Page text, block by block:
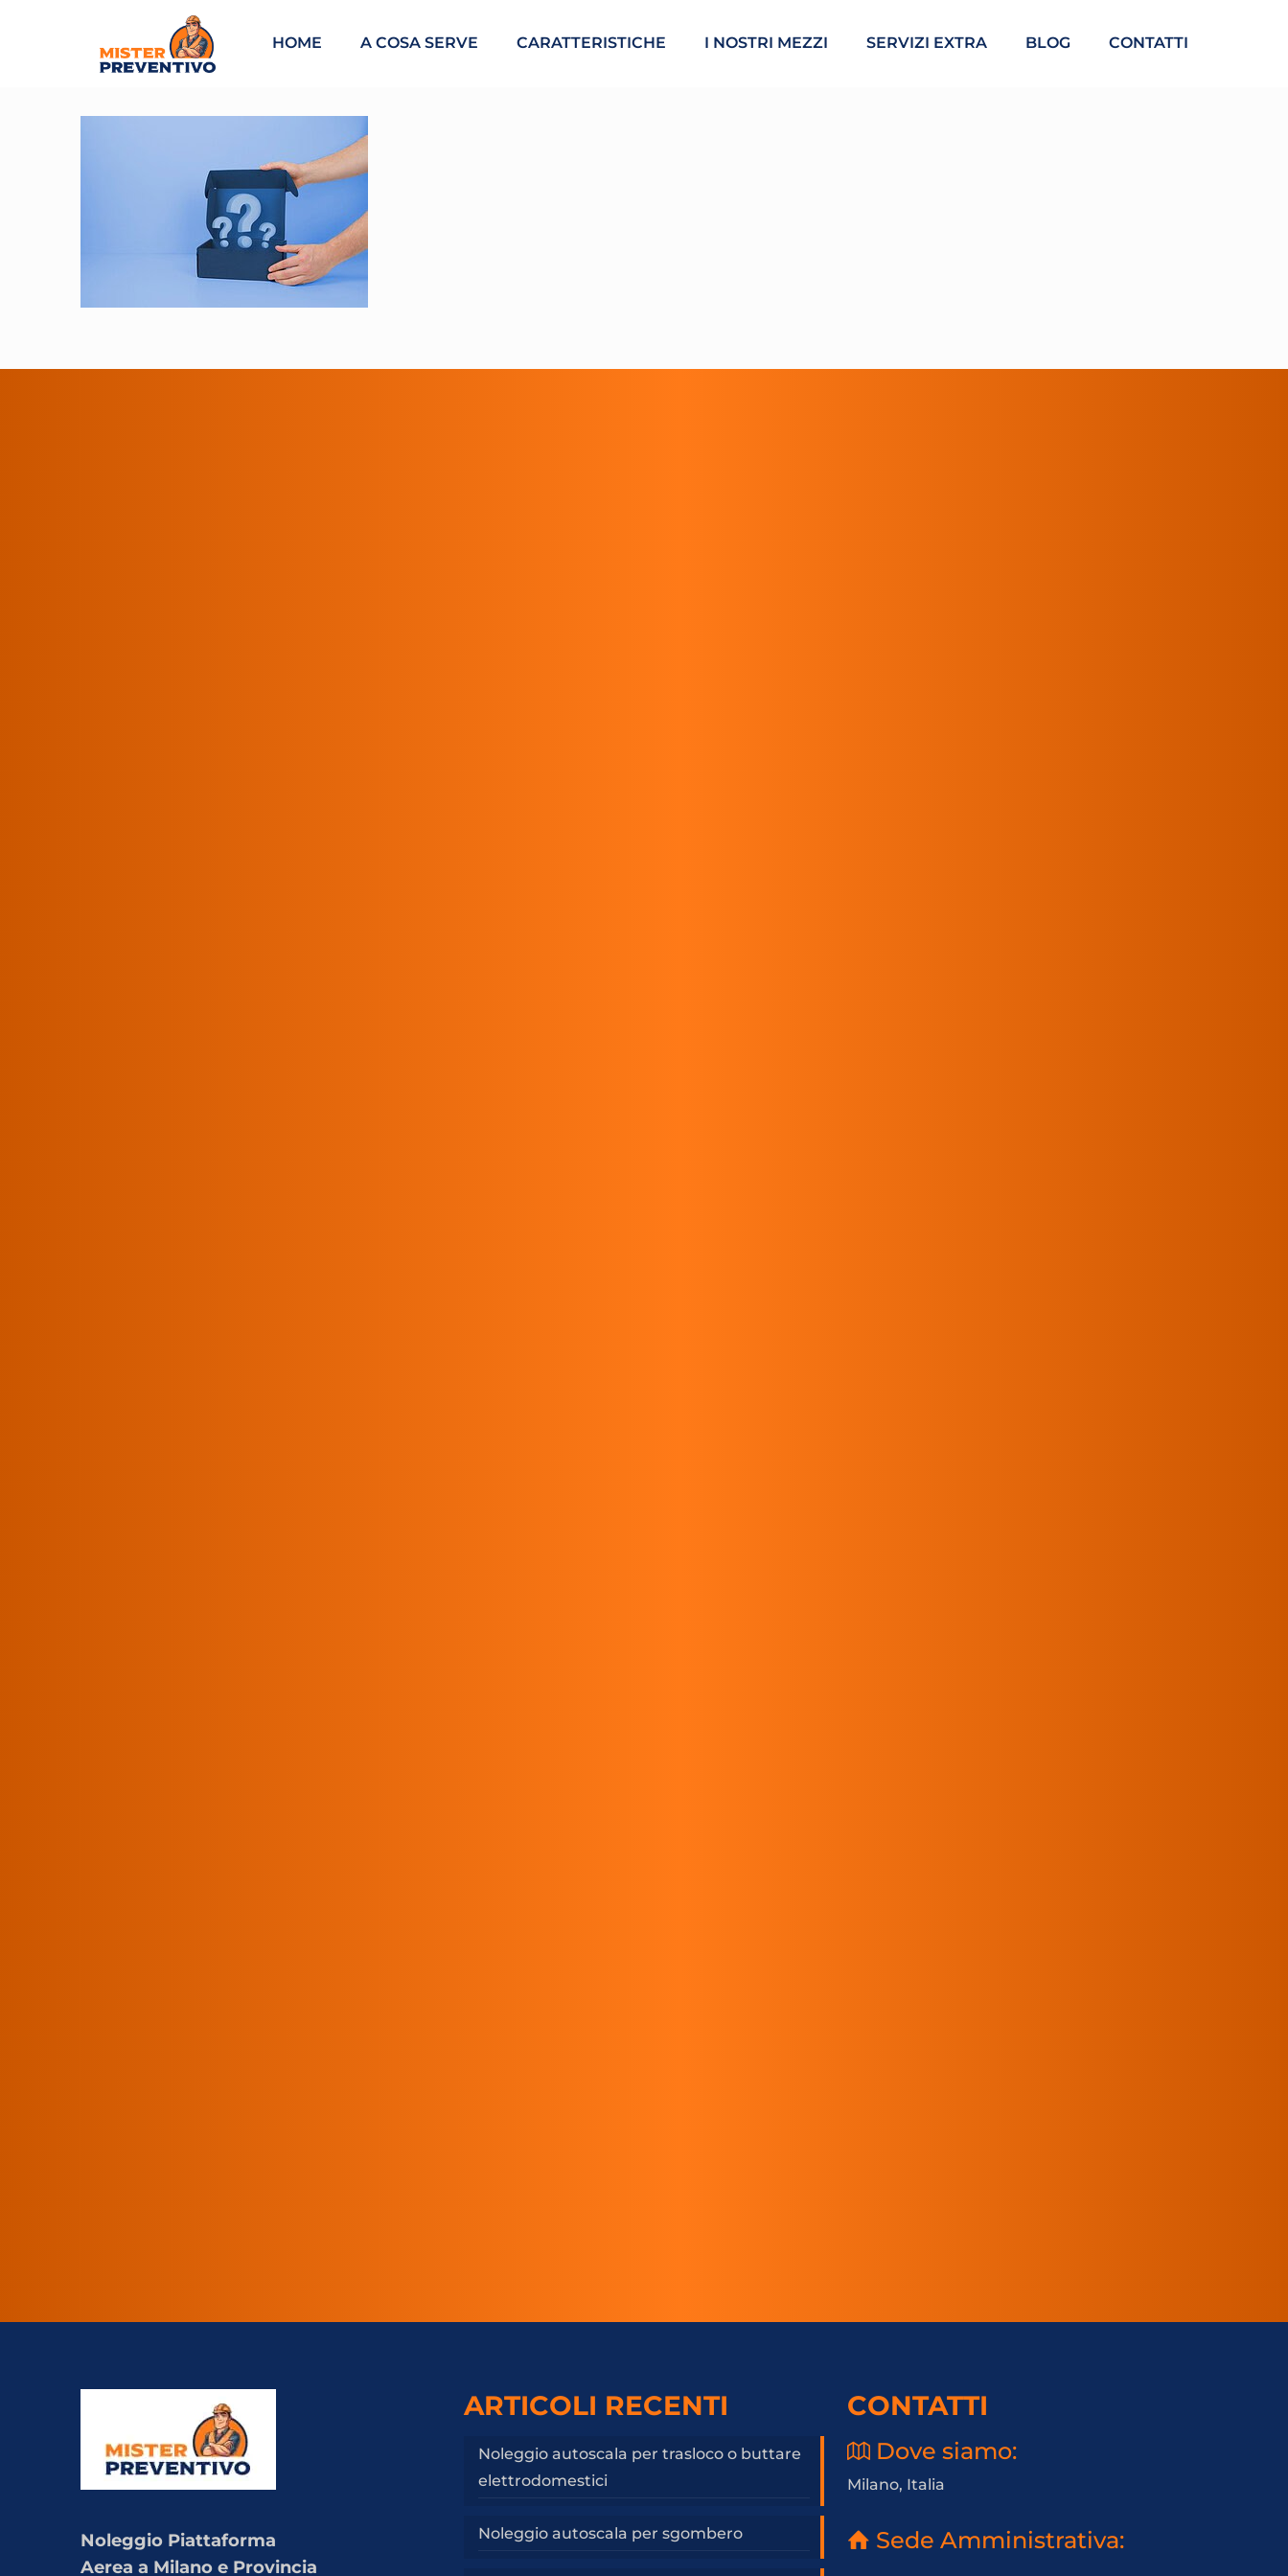
HOME A COSA SERVE CARATTERISTICHE I NOSTRI MEZZI SERVIZI EXTRA BLOG CONTATTI
Noleggio Piattaforma
Aerea a Milano e Provincia
ARTICOLI RECENTI
Noleggio autoscala per trasloco o buttare
elettrodomestici
Noleggio autoscala per sgombero
CONTATTI
Dove siamo:
Milano, Italia
Sede Amministrativa: